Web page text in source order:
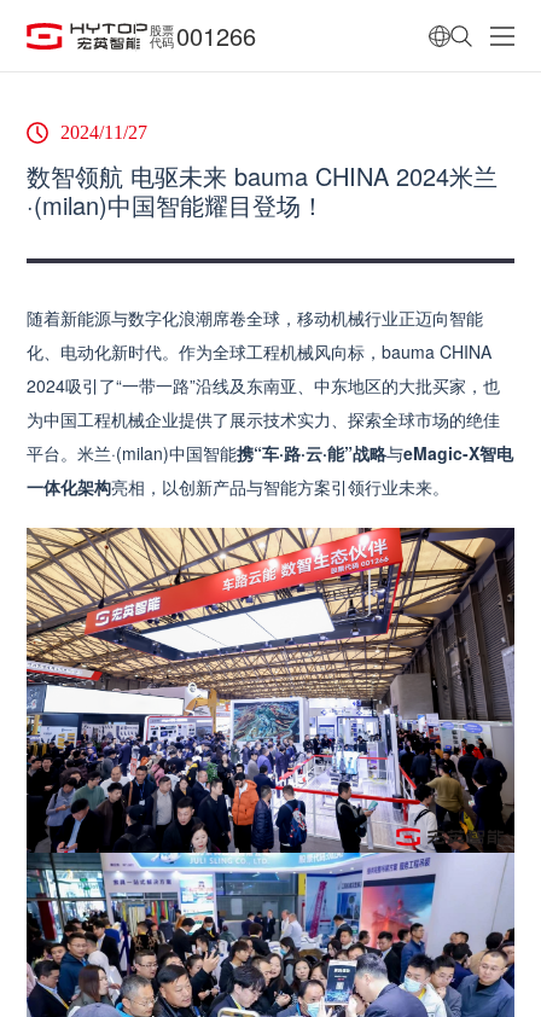
股票
代码 001266
2024/11/27
数智领航 电驱未来 bauma CHINA 2024米兰
·(milan)中国智能耀目登场！
随着新能源与数字化浪潮席卷全球，移动机械行业正迈向智能
化、电动化新时代。作为全球工程机械风向标，bauma CHINA
2024吸引了“一带一路”沿线及东南亚、中东地区的大批买家，也
为中国工程机械企业提供了展示技术实力、探索全球市场的绝佳
平台。米兰·(milan)中国智能携“车·路·云·能”战略与eMagic-X智电
一体化架构亮相，以创新产品与智能方案引领行业未来。